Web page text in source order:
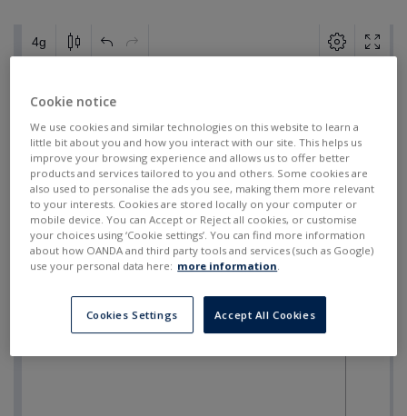
Cookie notice
We use cookies and similar technologies on this website to learn a
little bit about you and how you interact with our site. This helps us
improve your browsing experience and allows us to offer better
products and services tailored to you and others. Some cookies are
also used to personalise the ads you see, making them more relevant
to your interests. Cookies are stored locally on your computer or
mobile device. You can Accept or Reject all cookies, or customise
your choices using ‘Cookie settings’. You can find more information
about how OANDA and third party tools and services (such as Google)
use your personal data here: more information.
Cookies Settings Accept All Cookies